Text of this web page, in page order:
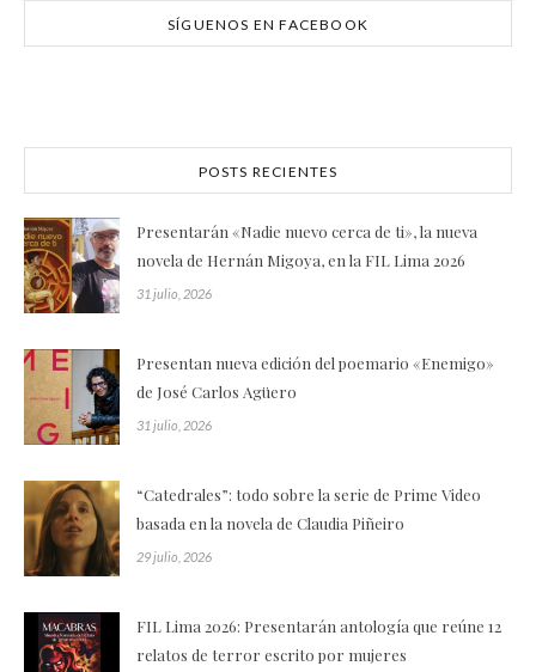
SÍGUENOS EN FACEBOOK
POSTS RECIENTES
Presentarán «Nadie nuevo cerca de ti», la nueva
novela de Hernán Migoya, en la FIL Lima 2026
31 julio, 2026
Presentan nueva edición del poemario «Enemigo»
de José Carlos Agüero
31 julio, 2026
“Catedrales”: todo sobre la serie de Prime Video
basada en la novela de Claudia Piñeiro
29 julio, 2026
FIL Lima 2026: Presentarán antología que reúne 12
relatos de terror escrito por mujeres